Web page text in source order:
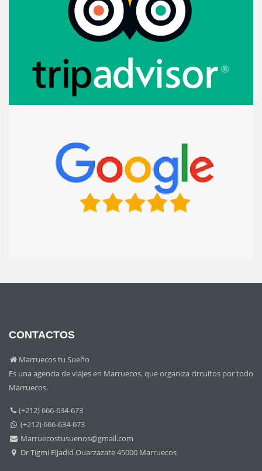
CONTACTOS
Marruecos tu Sueño
Es una agencia de viajes en Marruecos, que organiza circuitos por todo
Marruecos.
(+212) 666-634-673
(+212) 666-634-673
Marruecostusuenos@gmail.com
Dr Tigmi Eljadid Ouarzazate 45000 Marruecos